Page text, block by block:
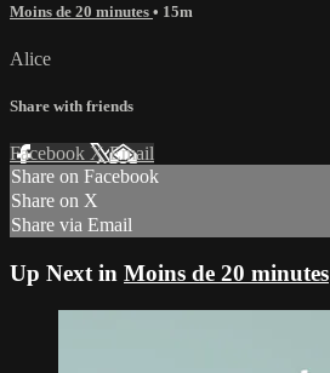
Moins de 20 minutes • 15m
Alice
Share with friends
Facebook XEmail
Share on Facebook
Share on X
Share via Email
Up Next in Moins de 20 minutes